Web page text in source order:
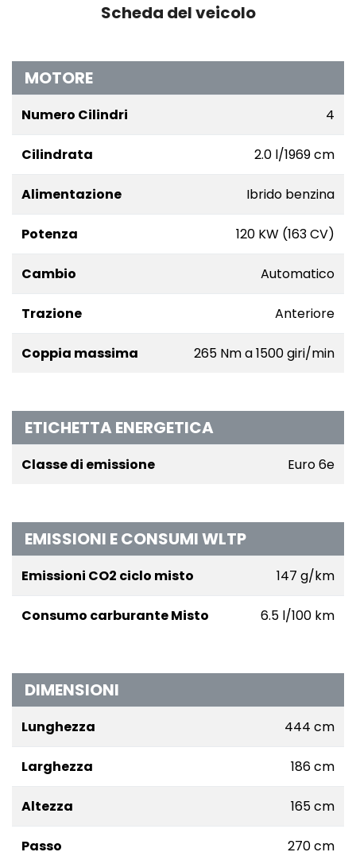
Scheda del veicolo
MOTORE
Numero Cilindri 4
Cilindrata 2.0 l/1969 cm
Alimentazione Ibrido benzina
Potenza 120 KW (163 CV)
Cambio Automatico
Trazione Anteriore
Coppia massima 265 Nm a 1500 giri/min
ETICHETTA ENERGETICA
Classe di emissione Euro 6e
EMISSIONI E CONSUMI WLTP
Emissioni CO2 ciclo misto 147 g/km
Consumo carburante Misto 6.5 l/100 km
DIMENSIONI
Lunghezza 444 cm
Larghezza 186 cm
Altezza 165 cm
Passo 270 cm